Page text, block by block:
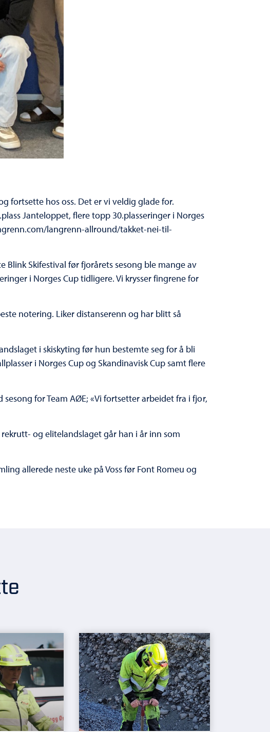
fortsette hos oss. Det er vi veldig glade for.
Janteloppet, flere topp 30.plasseringer i Norges
langrenn-allround/takket-nei-til-
Blink Skifestival før fjorårets sesong ble mange av
i Norges Cup tidligere. Vi krysser fingrene for
notering. Liker distanserenn og har blitt så
i skiskyting før hun bestemte seg for å bli
i Norges Cup og Skandinavisk Cup samt flere
for Team AØE; «Vi fortsetter arbeidet fra i fjor,
og elitelandslaget går han i år inn som
allerede neste uke på Voss før Font Romeu og